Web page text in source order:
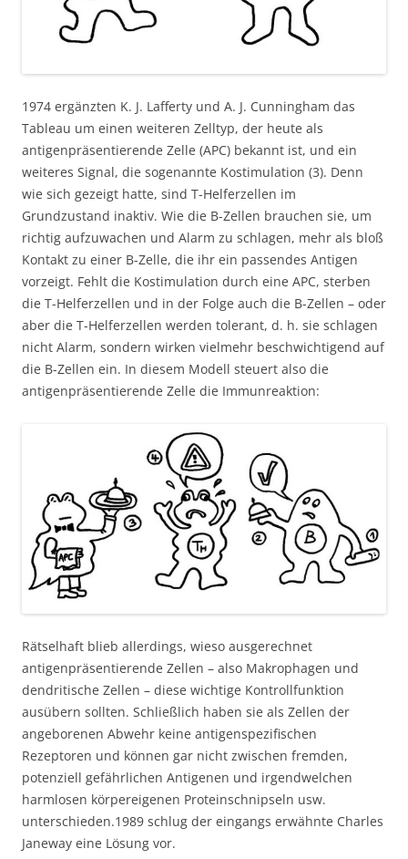
1974 ergänzten K. J. Lafferty und A. J. Cunningham das
Tableau um einen weiteren Zelltyp, der heute als
antigenpräsentierende Zelle (APC) bekannt ist, und ein
weiteres Signal, die sogenannte Kostimulation (3). Denn
wie sich gezeigt hatte, sind T-Helferzellen im
Grundzustand inaktiv. Wie die B-Zellen brauchen sie, um
richtig aufzuwachen und Alarm zu schlagen, mehr als bloß
Kontakt zu einer B-Zelle, die ihr ein passendes Antigen
vorzeigt. Fehlt die Kostimulation durch eine APC, sterben
die T-Helferzellen und in der Folge auch die B-Zellen – oder
aber die T-Helferzellen werden tolerant, d. h. sie schlagen
nicht Alarm, sondern wirken vielmehr beschwichtigend auf
die B-Zellen ein. In diesem Modell steuert also die
antigenpräsentierende Zelle die Immunreaktion:
Rätselhaft blieb allerdings, wieso ausgerechnet
antigenpräsentierende Zellen – also Makrophagen und
dendritische Zellen – diese wichtige Kontrollfunktion
ausübern sollten. Schließlich haben sie als Zellen der
angeborenen Abwehr keine antigenspezifischen
Rezeptoren und können gar nicht zwischen fremden,
potenziell gefährlichen Antigenen und irgendwelchen
harmlosen körpereigenen Proteinschnipseln usw.
unterschieden.1989 schlug der eingangs erwähnte Charles
Janeway eine Lösung vor.